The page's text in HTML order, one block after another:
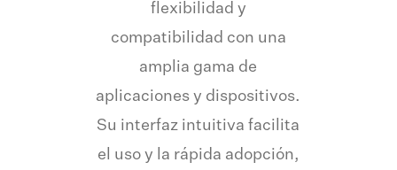
flexibilidad y
compatibilidad con una
amplia gama de
aplicaciones y dispositivos.
Su interfaz intuitiva facilita
el uso y la rápida adopción,